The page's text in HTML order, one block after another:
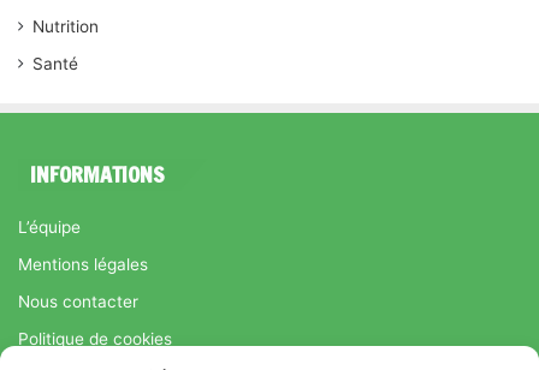
Nutrition
Santé
INFORMATIONS
L’équipe
Mentions légales
Nous contacter
Politique de cookies